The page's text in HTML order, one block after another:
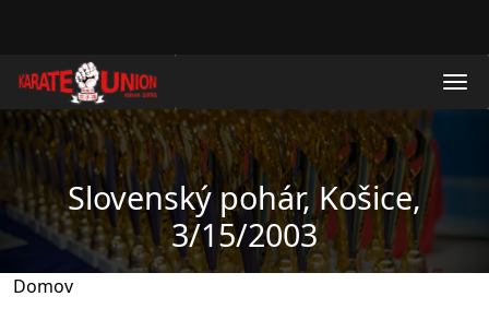
Slovenský pohár, Košice,
3/15/2003
Domov